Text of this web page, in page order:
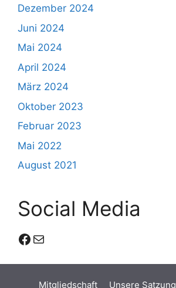
Dezember 2024
Juni 2024
Mai 2024
April 2024
März 2024
Oktober 2023
Februar 2023
Mai 2022
August 2021
Social Media
Facebook
E-Mail
Mitgliedschaft Unsere Satzung